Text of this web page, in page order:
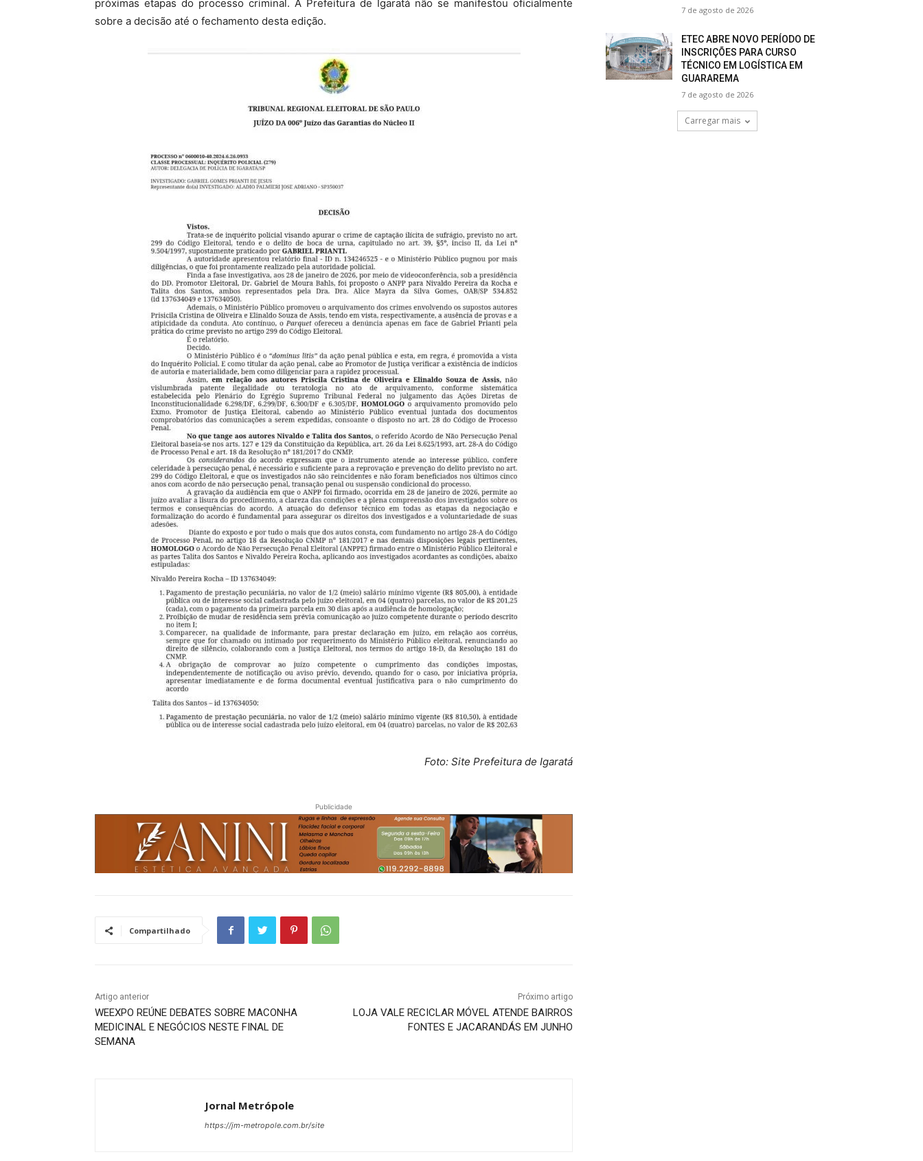
próximas etapas do processo criminal. A Prefeitura de Igaratá não se manifestou oficialmente
sobre a decisão até o fechamento desta edição.
Foto: Site Prefeitura de Igaratá
Publicidade
Compartilhado
Artigo anterior
WEEXPO REÚNE DEBATES SOBRE MACONHA
MEDICINAL E NEGÓCIOS NESTE FINAL DE
SEMANA
Próximo artigo
LOJA VALE RECICLAR MÓVEL ATENDE BAIRROS
FONTES E JACARANDÁS EM JUNHO
Jornal Metrópole
https://jm-metropole.com.br/site
7 de agosto de 2026
ETEC ABRE NOVO PERÍODO DE
INSCRIÇÕES PARA CURSO
TÉCNICO EM LOGÍSTICA EM
GUARAREMA
7 de agosto de 2026
Carregar mais